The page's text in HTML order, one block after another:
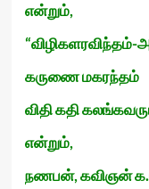
என்றும்,
“விழிகளரவிந்தம்-
கருணை மகரந்தம்
விதி கதி
என்றும்,
நணபன், கவிஞன்